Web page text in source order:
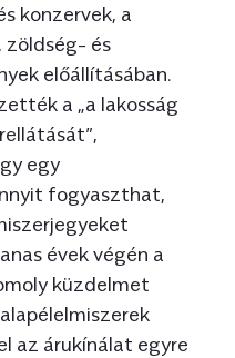
konzervek, a
zöldség- és
előállításában.
a „a lakosság
egy
fogyaszthat,
évek végén a
küzdelmet
az árukínálat egyre